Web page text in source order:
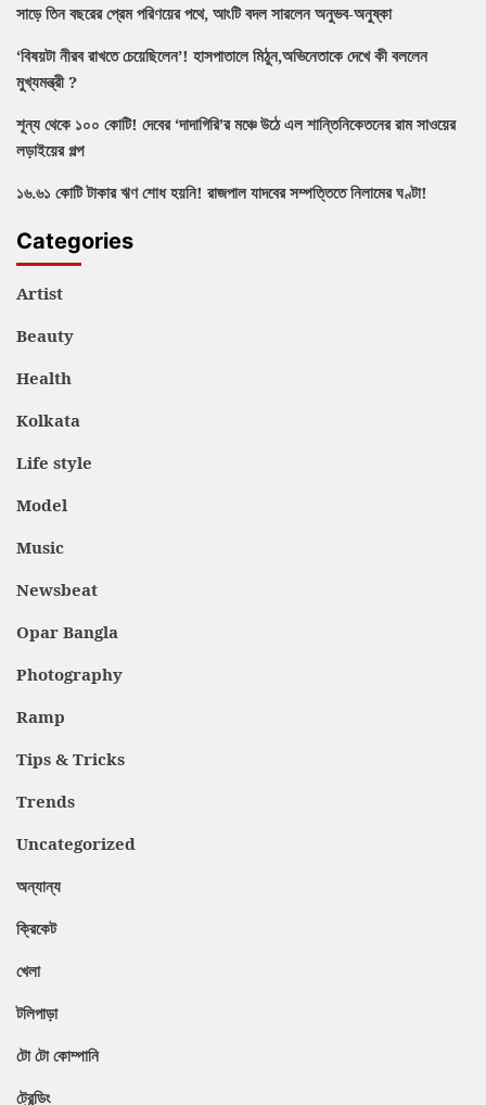
সাড়ে তিন বছরের প্রেম পরিণয়ের পথে, আংটি বদল সারলেন অনুভব-অনুষ্কা
‘বিষয়টা নীরব রাখতে চেয়েছিলেন’! হাসপাতালে মিঠুন,অভিনেতাকে দেখে কী বললেন
মুখ্যমন্ত্রী ?
শূন্য থেকে ১০০ কোটি! দেবের ‘দাদাগিরি’র মঞ্চে উঠে এল শান্তিনিকেতনের রাম সাওয়ের
লড়াইয়ের গল্প
১৬.৬১ কোটি টাকার ঋণ শোধ হয়নি! রাজপাল যাদবের সম্পত্তিতে নিলামের ঘণ্টা!
Categories
Artist
Beauty
Health
Kolkata
Life style
Model
Music
Newsbeat
Opar Bangla
Photography
Ramp
Tips & Tricks
Trends
Uncategorized
অন্যান্য
ক্রিকেট
খেলা
টলিপাড়া
টো টো কোম্পানি
ট্রেন্ডিং